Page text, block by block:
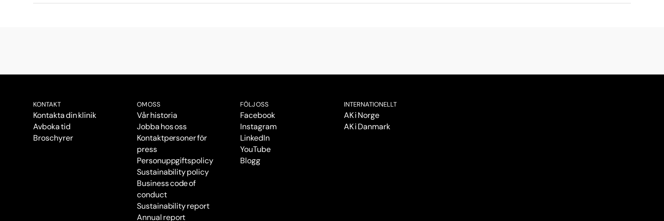
KONTAKT
Kontakta din klinik
Avboka tid
Broschyrer
OM OSS
Vår historia
Jobba hos oss
Kontaktpersoner för
press
Personuppgiftspolicy
Sustainability policy
Business code of
conduct
Sustainability report
Annual report
FÖLJ OSS
Facebook
Instagram
LinkedIn
YouTube
Blogg
INTERNATIONELLT
AK i Norge
AK i Danmark